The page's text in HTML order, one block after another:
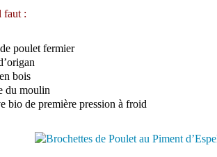
faut :
poulet fermier
bois
du moulin
bio de première pression à froid